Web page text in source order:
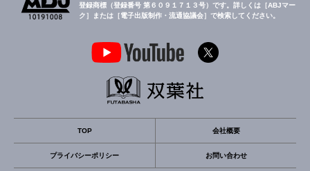
登録商標（登録番号 第６０９１７１３号）です。詳しくは［ABJマー
ク］または［電子出版制作・流通協議会］で検索してください。
TOP 会社概要
プライバシーポリシー お問い合わせ